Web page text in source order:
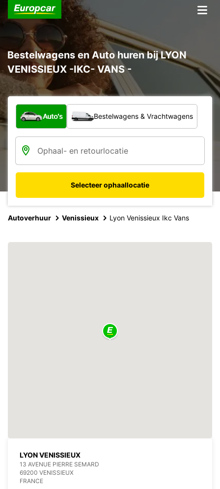
Bestelwagens en Auto huren bij LYON
VENISSIEUX -IKC- VANS -
Welk type voertuig?
Auto's Bestelwagens & Vrachtwagens
Selecteer ophaallocatie
Autoverhuur Venissieux Lyon Venissieux Ikc Vans
LYON VENISSIEUX
13 AVENUE PIERRE SEMARD
69200 VENISSIEUX
FRANCE